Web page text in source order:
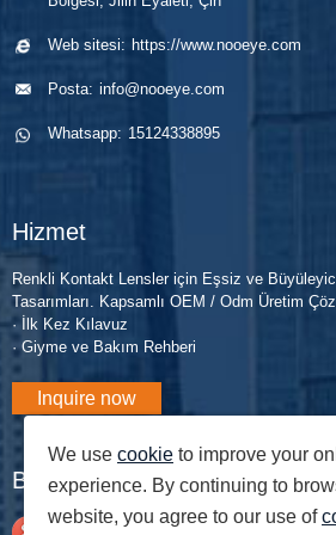
kapasitesiyle
OEM ve OEM
genişletti.
sergileyerek
yenilikçi
uzay temalı
standıyla
Web sitesi: https://www.nooeye.com
Posta: info@nooeye.com
Whatsapp: 15124338895
Hizmet
Renkli Kontakt Lensler için Eşsiz ve
Tasarımları. Kapsamlı OEM / Odm Üretim
· İlk Kez Kılavuz
· Giyme ve Bakım Rehberi
Inquire now
Bloglar
We use cookie to improve your
experience. By continuing to
website, you agree to our use of